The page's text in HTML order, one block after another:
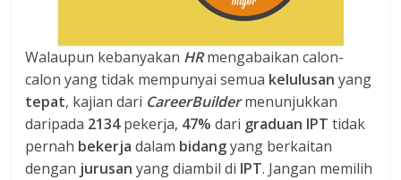
Walaupun kebanyakan HRmengabaikan calon-
calon yang tidak mempunyai semua kelulusanyang
tepat, kajian dari CareerBuildermenunjukkan
daripada 2134pekerja, 47% dari graduan IPTtidak
pernah bekerjadalam bidangyang berkaitan
dengan jurusanyang diambil di IPT. Jangan memilih